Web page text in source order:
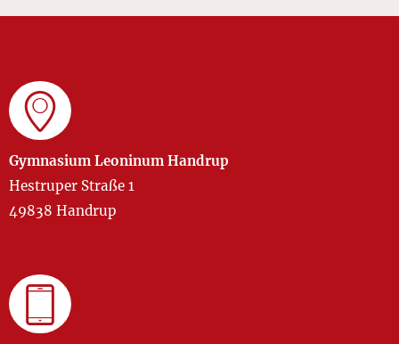
Gymnasium Leoninum Handrup
Hestruper Straße 1
49838 Handrup